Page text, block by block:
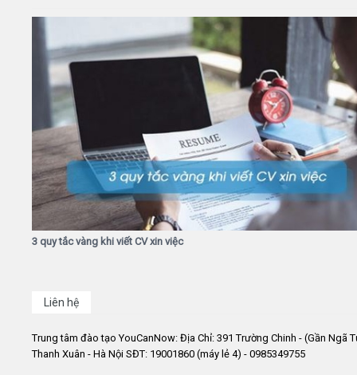
3 quy tắc vàng khi viết CV xin việc
Liên hệ
Trung tâm đào tạo YouCanNow: Địa Chỉ: 391 Trường Chinh - (Gần Ngã
Thanh Xuân - Hà Nội SĐT: 19001860 (máy lẻ 4) - 0985349755